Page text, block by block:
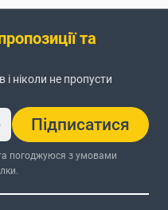
та
ніколи не пропусти
Підписатися
погоджуюся з умовами